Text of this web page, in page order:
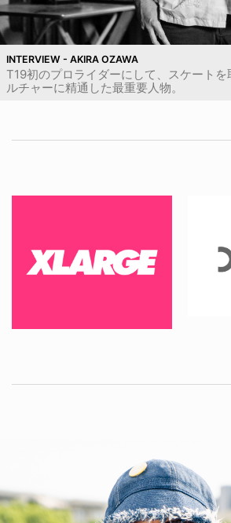
INTERVIEW - AKIRA OZAWA
T19初のプロライダーにして、スケート
ルチャーに精通した最重要人物。